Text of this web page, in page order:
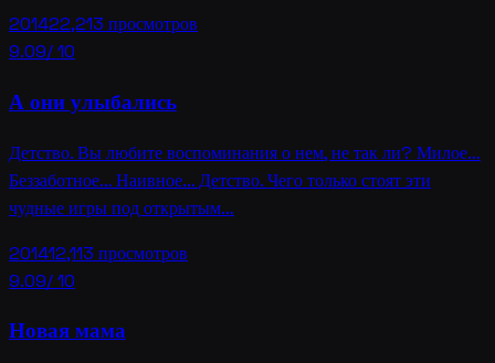
201422,213 просмотров
9.09/ 10
А они улыбались
Детство. Вы любите воспоминания о нем, не так ли? Милое…
Беззаботное… Наивное… Детство. Чего только стоят эти
чудные игры под открытым…
201412,113 просмотров
9.09/ 10
Новая мама